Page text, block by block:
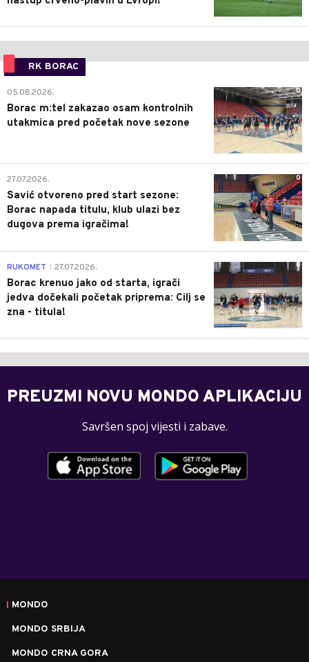
RK BORAC
0
05.08.2026.
Borac m:tel zakazao osam kontrolnih
utakmica pred početak nove sezone
0
27.07.2026.
Savić otvoreno pred start sezone:
Borac napada titulu, klub ulazi bez
dugova prema igračima!
0
RUKOMET 27.07.2026.
Borac krenuo jako od starta, igrači
jedva dočekali početak priprema: Cilj se
zna - titula!
PREUZMI NOVU MONDO APLIKACIJU
Savršen spoj vijesti i zabave.
MONDO
MONDO SRBIJA
MONDO CRNA GORA